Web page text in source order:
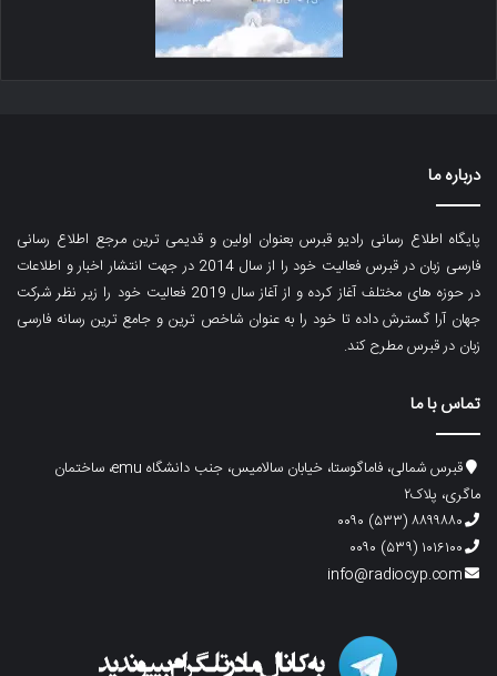
درباره ما
پایگاه اطلاع رسانی رادیو قبرس بعنوان اولین و قدیمی ترین مرجع اطلاع رسانی
فارسی زبان در قبرس فعالیت خود را از سال 2014 در جهت انتشار اخبار و اطلاعات
در حوزه های مختلف آغاز کرده و از آغاز سال 2019 فعالیت خود را زیر نظر شرکت
جهان آرا گسترش داده تا خود را به عنوان شاخص ترین و جامع ترین رسانه فارسی
زبان در قبرس مطرح کند.
تماس با ما
قبرس شمالی، فاماگوستا، خیابان سالامیس، جنب دانشگاه emu، ساختمان
ماگری، پلاک۲
۸۸۹۹۸۸۰ (۵۳۳) ۰۰۹۰
۱۰۱۶۱۰۰ (۵۳۹) ۰۰۹۰
info@radiocyp.com